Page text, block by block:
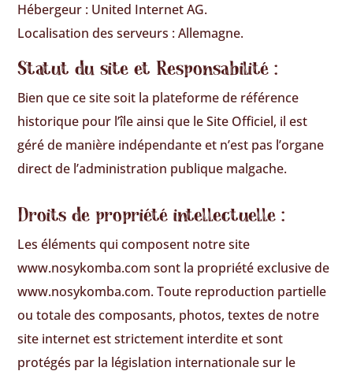
Hébergeur : United Internet AG.
Localisation des serveurs : Allemagne.
Statut du site et Responsabilité :
Bien que ce site soit la plateforme de référence
historique pour l’île ainsi que le Site Officiel, il est
géré de manière indépendante et n’est pas l’organe
direct de l’administration publique malgache.
Droits de propriété intellectuelle :
Les éléments qui composent notre site
www.nosykomba.com sont la propriété exclusive de
www.nosykomba.com. Toute reproduction partielle
ou totale des composants, photos, textes de notre
site internet est strictement interdite et sont
protégés par la législation internationale sur le